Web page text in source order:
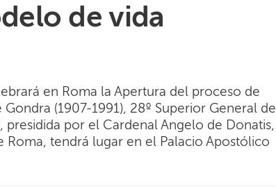
de vida
en Roma la Apertura del proceso de
(1907-1991), 28º Superior General de
presidida por el Cardenal Angelo de Donatis,
Roma, tendrá lugar en el Palacio Apostólico